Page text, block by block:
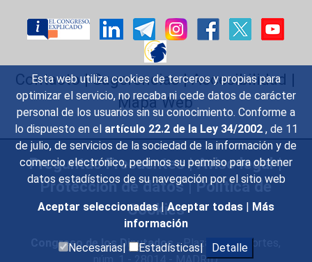
Esta web utiliza cookies de terceros y propias para
optimizar el servicio, no recaba ni cede datos de carácter
personal de los usuarios sin su conocimiento. Conforme a
lo dispuesto en el artículo 22.2 de la Ley 34/2002 , de 11
de julio, de servicios de la sociedad de la información y de
comercio electrónico, pedimos su permiso para obtener
datos estadísticos de su navegación por el sitio web
Aceptar seleccionadas | Aceptar todas | Más
información
Necesarias|
Estadísticas| Detalle
Contacto|Sugerencias|Accesibilidad |
Mapa Web
Preguntas Frecuentes|Aviso legal|
Protección de datos|Política de
Cookies
Congreso de los Diputados- Plaza de las Cortes,
núm. 1 - 28014 - MADRID